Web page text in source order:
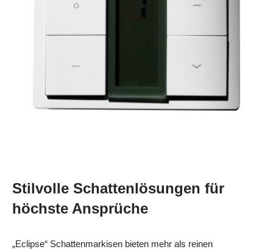
Stilvolle Schattenlösungen für
höchste Ansprüche
„Eclipse“ Schattenmarkisen bieten mehr als reinen